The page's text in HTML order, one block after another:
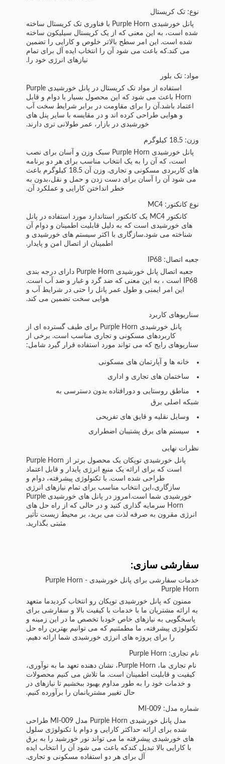
نوع: تک کریستال
پانل خورشیدی Purple Horn با فناوری تک کریستال ساخته
شده است، به این معنی که از یک کریستال سیلیکون ساخته
شده است. این امر سطح بالاتر خلوص و کارایی را تضمین
می کند.که باعث می شود آن را انتخاب ایده آل برای تمام
نیازهای انرژی خود را.
مواد: تک بلور
استفاده از مواد تک کریستال در پانل خورشیدی Purple
Horn باعث می شود که این محصول بسیار با دوام و قابل
اعتماد باشد.آن را برای مقاومت در برابر شرایط سخت آب
و هوایی طراحی کرده اند و در مقایسه با سایر پنل های
خورشیدی در بازار، عمر طولانی تری دارند.
وزن: 18.5 کیلوگرم
پانل خورشیدی Purple Horn سبک وزن و آسان برای نصب
است، که آن را به یک انتخاب مناسب برای هر دو برنامه
های کاربردی مسکونی و تجاری. وزن آن 18.5 کیلوگرم باعث
می شود آن را آسان برای دست زدن و حمل و نقل،بدون به
خطر انداختن کارایی و عملکرد آن.
نوع کانکتور: MC4
کانکتور MC4 یک کانکتور استاندارد مورد استفاده در پانل
های خورشیدی است که به دلیل قابلیت اطمینان و دوام آن
شناخته می شود.سازگاری با اکثر سیستم های خورشیدی و
اطمینان از اتصال امن و پایدار.
جعبه اتصال: IP68
جعبه اتصال پانل خورشیدی Purple Horn دارای درجه بندی
IP68 است ، به این معنی که ضد گرد و غبار و ضد آب است.
این امر ایمنی و طول عمر پانل را حتی در شرایط آب و
هوایی سخت تضمین می کند.
سناریوهای کاربرد
پانل خورشیدی Purple Horn برای طیف گسترده ای از
کاربردهای مسکونی و تجاری مناسب است. برخی از
سناریوهای رایج که می تواند مورد استفاده قرار گیرد شامل:
خانه ها و آپارتمان های مسکونی
ساختمان های تجاری و اداری
مناطق روستایی و دورافتاده بدون دسترسی به
شبکه اصلی برق
وسایل نقلیه و قایق های تفریحی
سیستم های برق پشتیبان اضطراری
نظرات نهایی
پانل خورشیدی توپکان یک محصول برتر از Purple Horn
است که برای ارائه یک منبع انرژی پایدار و قابل اعتماد
طراحی شده است. با تکنولوژی پیشرفته، دوام و
سازگاری،این انتخاب مناسب برای تمام نیازهای انرژی
خورشیدی شما است.امروز در پانل های خورشیدی Purple
Horn سرمایه گذاری کنید و در حالی که از راه حل های
انرژی مقرون به صرفه لذت می برید، بر محیط زیست تأثیر
مثبتی بگذارید.
سفارشی سازی:
خدمات سفارشی برای پانل خورشیدی Purple Horn -
Purple Horn
ممنون که پانل خورشیدی توپکان رو انتخاب کردیدما متعهد
به ارائه مشتریان ما با خدمات با کیفیت بالا و سفارشی برای
پاسخگویی به نیازهای خاص خودبا تخصص ما در این زمینه و
تکنولوژی پیشرفته، ما مطمئنیم که می توانیم بهترین راه حل
را برای پروژه های انرژی خورشیدی شما ارائه دهیم.
نام تجاری: Purple Horn
نام تجاری ما، Purple Horn، نشان دهنده تعهد ما به نوآوری،
کیفیت و قابلیت اطمینان است. ما تلاش می کنیم محصولات
و خدمات خود را به طور مداوم بهبود ببخشیم تا نیازهای در
حال تغییر مشتریانمان را برآورده کنیم.
شماره مدل: MI-009
مدل پانل خورشیدی Purple Horn مدل MI-009 طراحی
شده برای ارائه حداکثر کارایی و دوام با تکنولوژی سلول
های خورشیدی پیشرفته ما می تواند نور خورشید را به برق
با کارایی بالا تبدیل کندکه باعث می شود آن را انتخاب ایده
آل برای هر دو استفاده مسکونی و تجاری.